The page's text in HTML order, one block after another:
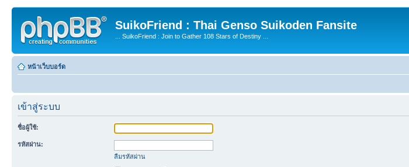
SuikoFriend : Thai Genso Suikoden Fansite
... SuikoFriend : Join to Gather 108 Stars of Destiny ...
หน้าเว็บบอร์ด
เข้าสู่ระบบ
ชื่อผู้ใช้:
รหัสผ่าน:
ลืมรหัสผ่าน